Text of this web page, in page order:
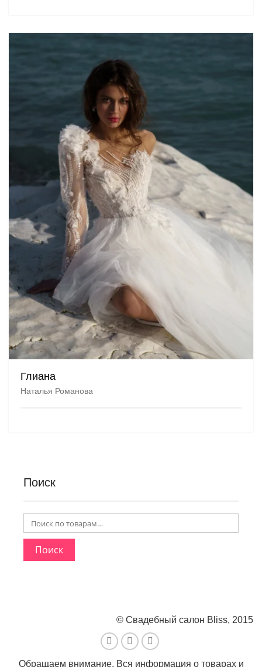
Глиана
Наталья Романова
Поиск
Поиск
Обращаем внимание. Вся информация о товарах и
© Свадебный салон Bliss, 2015